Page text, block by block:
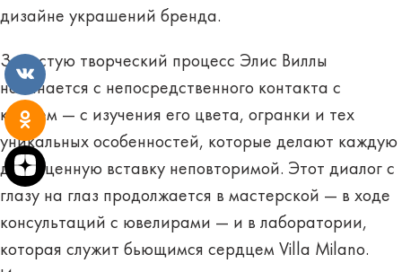
дизайне украшений бренда.
Зачастую творческий процесс Элис Виллы
начинается с непосредственного контакта с
камнем — с изучения его цвета, огранки и тех
уникальных особенностей, которые делают каждую
драгоценную вставку неповторимой. Этот диалог с
глазу на глаз продолжается в мастерской — в ходе
консультаций с ювелирами — и в лаборатории,
которая служит бьющимся сердцем Villa Milano.